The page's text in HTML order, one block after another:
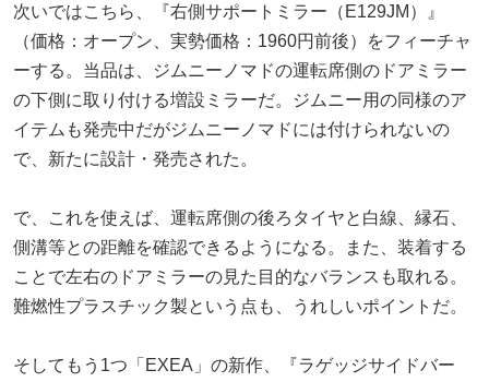
次いではこちら、『右側サポートミラー（E129JM）』
（価格：オープン、実勢価格：1960円前後）をフィーチャ
ーする。当品は、ジムニーノマドの運転席側のドアミラー
の下側に取り付ける増設ミラーだ。ジムニー用の同様のア
イテムも発売中だがジムニーノマドには付けられないの
で、新たに設計・発売された。
で、これを使えば、運転席側の後ろタイヤと白線、縁石、
側溝等との距離を確認できるようになる。また、装着する
ことで左右のドアミラーの見た目的なバランスも取れる。
難燃性プラスチック製という点も、うれしいポイントだ。
そしてもう1つ「EXEA」の新作、『ラゲッジサイドバー